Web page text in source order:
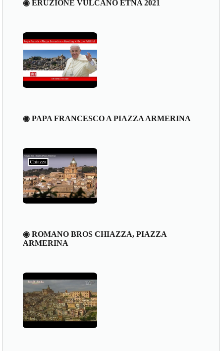
◉ ERUZIONE VULCANO ETNA 2021
◉ PAPA FRANCESCO A PIAZZA ARMERINA
◉ ROMANO BROS CHIAZZA, PIAZZA
ARMERINA